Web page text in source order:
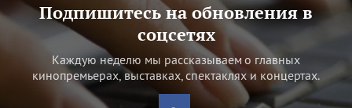
Подпишитесь на обновления в
соцсетях
Каждую неделю мы рассказываем о главных
кинопремьерах, выставках, спектаклях и концертах.